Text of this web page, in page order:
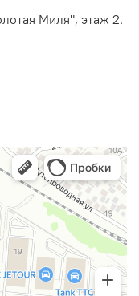
Миля", этаж 2.